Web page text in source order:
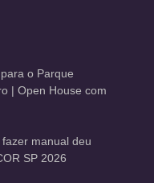
o Parque
| Open House com
manual deu
SP 2026